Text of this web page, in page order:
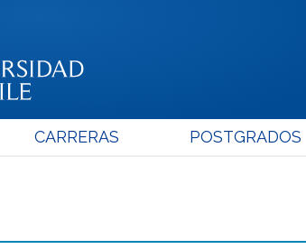
CARRERAS POSTGRADOS